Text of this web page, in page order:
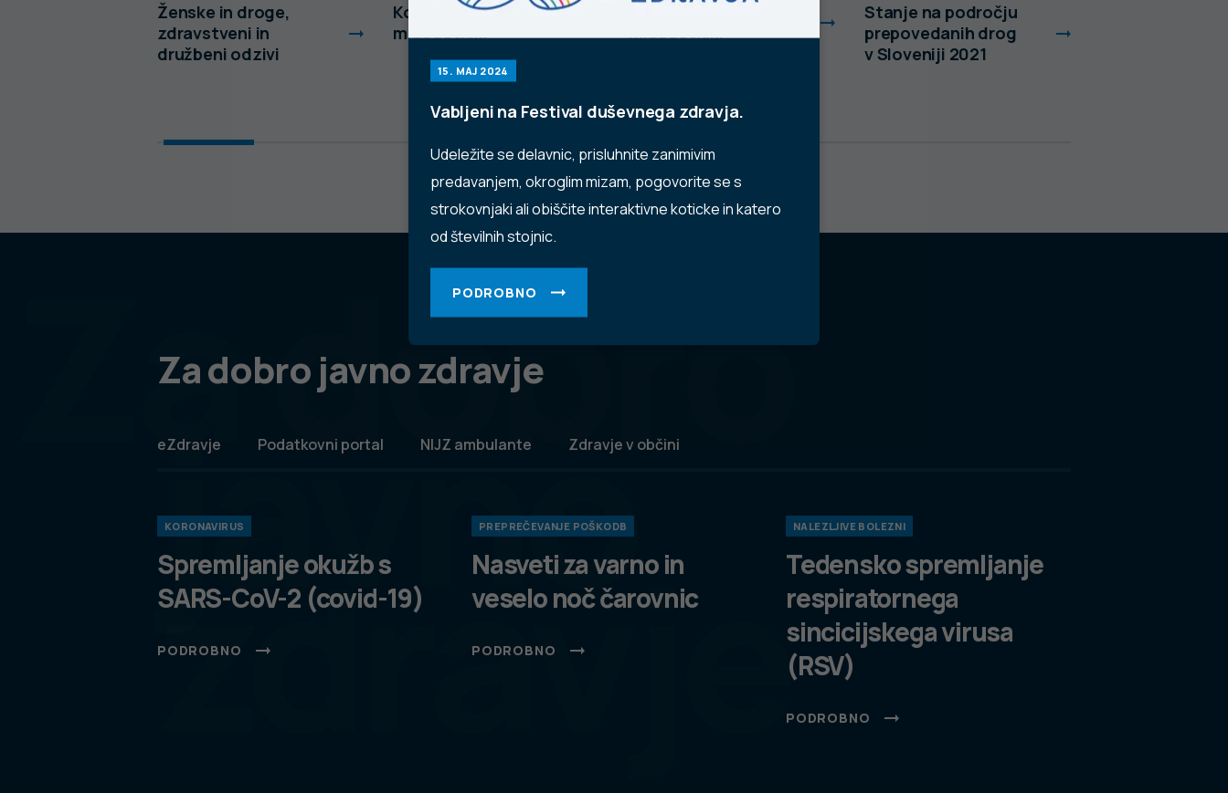
15. MAJ 2024
Vabljeni na Festival duševnega zdravja.
Udeležite se delavnic, prisluhnite zanimivim
predavanjem, okroglim mizam, pogovorite se s
strokovnjaki ali obiščite interaktivne koticke in katero
od številnih stojnic.
PODROBNO
Ženske in droge,
zdravstveni in
družbeni odzivi
Konoplja in
mladostniki
mladostniki
Stanje na področju
prepovedanih drog
v Sloveniji 2021
Za dobro
javno
zdravje
Za dobro javno zdravje
eZdravje Podatkovni portal NIJZ ambulante Zdravje v občini
KORONAVIRUS
Spremljanje okužb s
SARS-CoV-2 (covid-19)
PODROBNO
PREPREČEVANJE POŠKODB
Nasveti za varno in
veselo noč čarovnic
PODROBNO
NALEZLJIVE BOLEZNI
Tedensko spremljanje
respiratornega
sincicijskega virusa
(RSV)
PODROBNO